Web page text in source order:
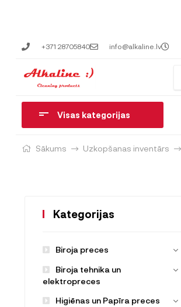
+371 28705840 info@alkaline.lv
Visas kategorijas
Sākums Uzkopšanas inventārs
Kategorijas
Biroja preces
Biroja tehnika un
elektropreces
Higiēnas un Papīra preces